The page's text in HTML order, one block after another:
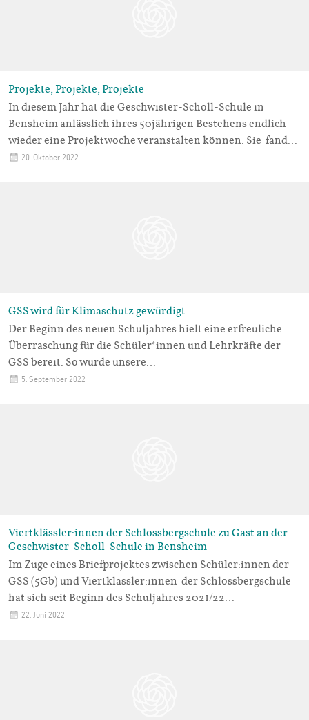
Projekte, Projekte, Projekte
In diesem Jahr hat die Geschwister-Scholl-Schule in
Bensheim anlässlich ihres 50jährigen Bestehens endlich
wieder eine Projektwoche veranstalten können. Sie fand…
20. Oktober 2022
GSS wird für Klimaschutz gewürdigt
Der Beginn des neuen Schuljahres hielt eine erfreuliche
Überraschung für die Schüler*innen und Lehrkräfte der
GSS bereit. So wurde unsere…
5. September 2022
Viertklässler:innen der Schlossbergschule zu Gast an der
Geschwister-Scholl-Schule in Bensheim
Im Zuge eines Briefprojektes zwischen Schüler:innen der
GSS (5Gb) und Viertklässler:innen der Schlossbergschule
hat sich seit Beginn des Schuljahres 2021/22…
22. Juni 2022